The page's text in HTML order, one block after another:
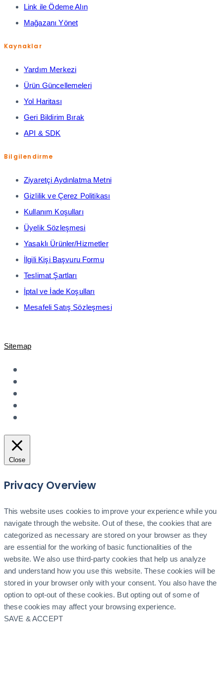
Link ile Ödeme Alın
Mağazanı Yönet
Kaynaklar
Yardım Merkezi
Ürün Güncellemeleri
Yol Haritası
Geri Bildirim Bırak
API & SDK
Bilgilendirme
Ziyaretçi Aydınlatma Metni
Gizlilik ve Çerez Politikası
Kullanım Koşulları
Üyelik Sözleşmesi
Yasaklı Ürünler/Hizmetler
İlgili Kişi Başvuru Formu
Teslimat Şartları
İptal ve İade Koşulları
Mesafeli Satış Sözleşmesi
Sitemap
Close
Privacy Overview
This website uses cookies to improve your experience while you
navigate through the website. Out of these, the cookies that are
categorized as necessary are stored on your browser as they
are essential for the working of basic functionalities of the
website. We also use third-party cookies that help us analyze
and understand how you use this website. These cookies will be
stored in your browser only with your consent. You also have the
option to opt-out of these cookies. But opting out of some of
these cookies may affect your browsing experience.
SAVE & ACCEPT